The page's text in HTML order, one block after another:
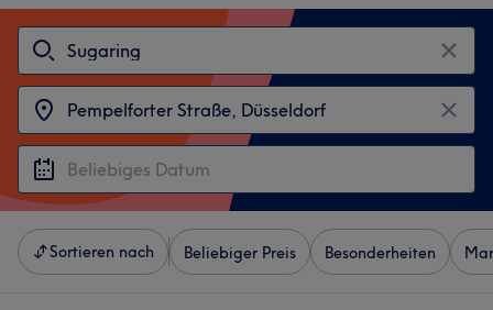
Sortieren nach Beliebiger Preis Besonderheiten